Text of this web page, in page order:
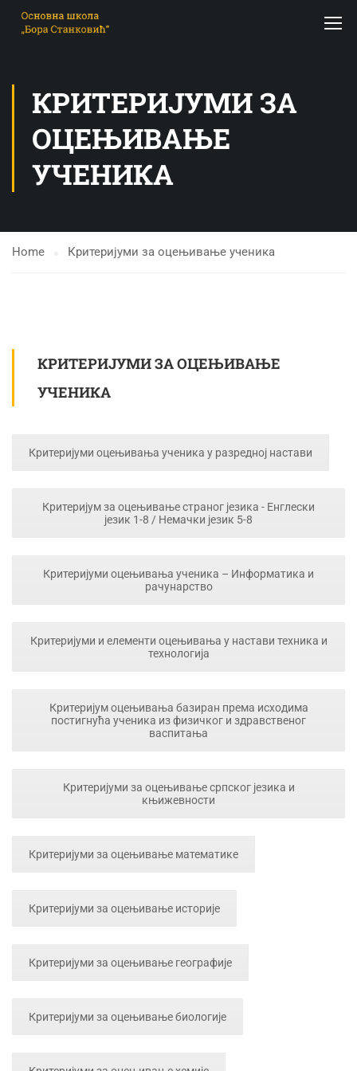
КРИТЕРИЈУМИ ЗА
ОЦЕЊИВАЊЕ
УЧЕНИКА
Home Критеријуми за оцењивање ученика
КРИТЕРИЈУМИ ЗА ОЦЕЊИВАЊЕ
УЧЕНИКА
Критеријуми оцењивања ученика у разредној настави
Критеријум за оцењивање страног језика - Енглески
језик 1-8 / Немачки језик 5-8
Критеријуми оцењивања ученика – Информатика и
рачунарство
Критеријуми и елементи оцењивања у настави техника и
технологија
Критеријум оцењивања базиран према исходима
постигнућа ученика из физичког и здравственог
васпитања
Критеријуми за оцењивање српског језика и
књижевности
Критеријуми за оцењивање математике
Критеријуми за оцењивање историје
Критеријуми за оцењивање географије
Критеријуми за оцењивање биологије